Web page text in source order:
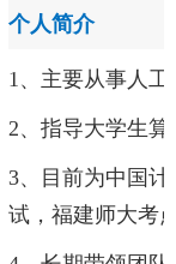
个人简介
1、主要从事 人
2、 指导大学生
3、目前为中国计
试，福建师大考